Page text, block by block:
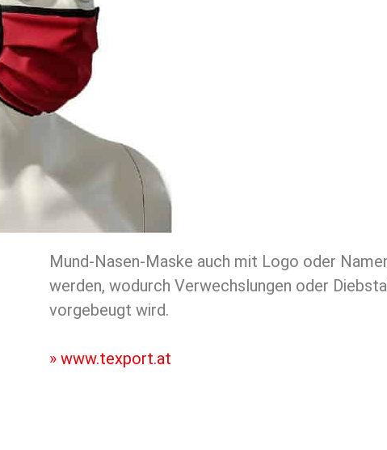
vorgebeugt wird.
» www.texport.at